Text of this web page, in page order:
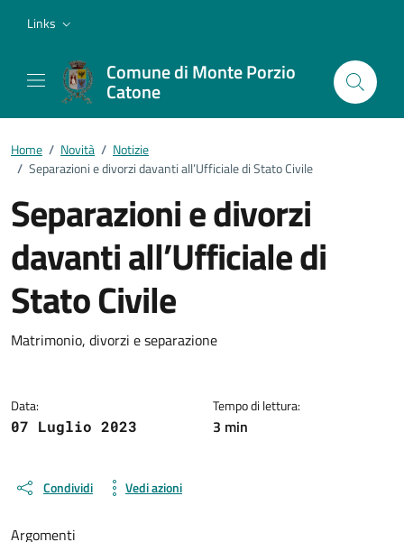
Links
Comune di Monte Porzio
Catone
Home / Novità / Notizie
/ Separazioni e divorzi davanti all’Ufficiale di Stato Civile
Separazioni e divorzi
davanti all’Ufficiale di
Stato Civile
Dettagli della notizia
Matrimonio, divorzi e separazione
Data:
07 Luglio 2023
Tempo di lettura:
3 min
Condividi Vedi azioni
Argomenti